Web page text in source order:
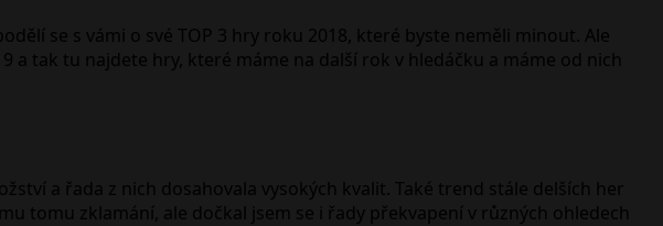
se s vámi o své TOP 3 hry roku 2018, které byste neměli minout. Ale
tak tu najdete hry, které máme na další rok v hledáčku a máme od nich
a řada z nich dosahovala vysokých kvalit. Také trend stále delších her
tomu zklamání, ale dočkal jsem se i řady překvapení v různých ohledech